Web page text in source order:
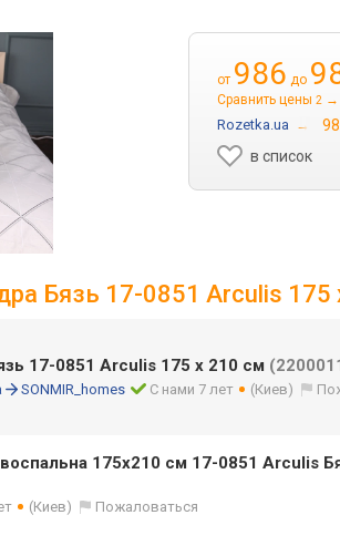
от 986 до
Сравнить цены 2 →
Rozetka.ua →
в список
Бязь 17-0851 Arculis 175
17-0851 Arculis 175 x 210 см
SONMIR_homes С нами 7 лет (Киев)
175х210 см 17-0851 Arculis
(Киев) Пожаловаться